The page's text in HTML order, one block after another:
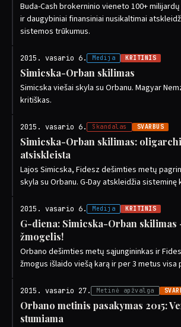
Buda-Cash brokerninio vieneto 100+
ir daugybiniai finansiniai nusikaltimai
sistemos trūkumus.
2015. vasario 6. Medija KRITINIS
Simicska-Orban skilimas
Simicska viešai skyla su Orbanu. Magyar
kritiškas.
2015. vasario 6. Skandalas SVARBUS
Simicska-Orban skilimas:
atsiskleista
Lajos Simicska, Fidesz dešimties metų
skyla su Orbanu. G-Day atskleidžia sisteminę
2015. vasario 6. Medija KRITINIS
G-diena: Simicska-Orban skilimas
žmogelis!
Orbano dešimties metų sąjungininkas ir
žmogus išlaido viešą karą ir per 3 metus visa
2015. vasario 27. Metinė apžvalga
Orbano metinis pasakymas 2015:
stumiama